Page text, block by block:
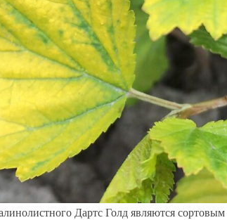
Дартс Голд являются